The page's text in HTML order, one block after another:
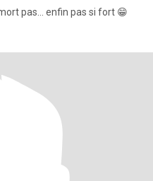
pas... enfin pas si fort 😁